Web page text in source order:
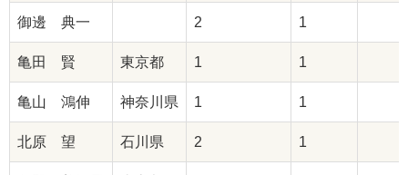
御邊 典一 2 1
亀田 賢 東京都 1 1
亀山 鴻伸 神奈川県 1 1
北原 望 石川県 2 1